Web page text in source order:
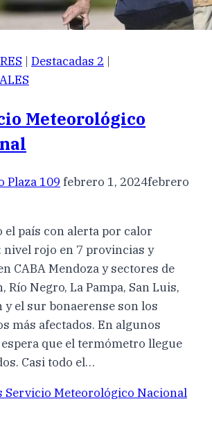
| Destacadas 2 |
Meteorológico
Plaza 109 febrero 1, 2024febrero
el país con alerta por calor
nivel rojo en 7 provincias y
CABA Mendoza y sectores de
Río Negro, La Pampa, San Luis,
y el sur bonaerense son los
más afectados. En algunos
espera que el termómetro llegue
Casi todo el…
Servicio Meteorológico Nacional